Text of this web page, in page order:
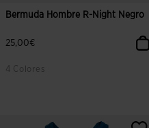
Bermuda Hombre R-Night Negro
25,00€
4 Colores
5 sobre 5 de valoración de clientes